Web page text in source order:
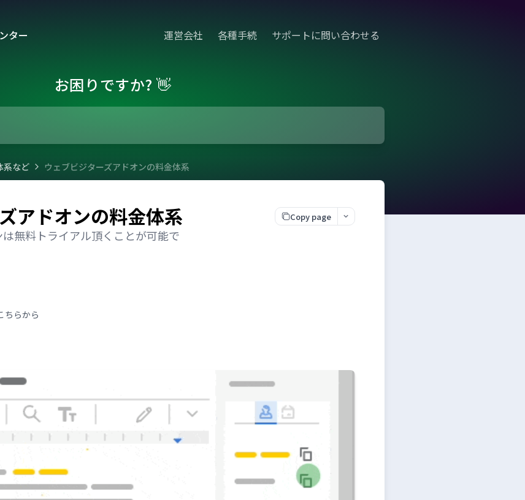
ター 運営会社 各種手続 サポートに問い合わせる
お困りですか? 👋
系など ウェブビジターズアドオンの料金体系
アドオンの料金体系 Copy page
無料トライアル頂くことが可能で
ちらから